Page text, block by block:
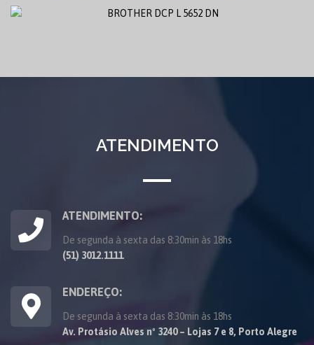
ATENDIMENTO
ATENDIMENTO:
De segunda à sexta das 8:30min às 18hs
(51) 3012.1111
ENDEREÇO:
De segunda à sexta das 8:30min às 18hs
Av. Protásio Alves nº 3240 – Lojas 7 e 8, Porto Alegre